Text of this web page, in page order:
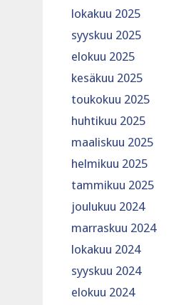
lokakuu 2025
syyskuu 2025
elokuu 2025
kesäkuu 2025
toukokuu 2025
huhtikuu 2025
maaliskuu 2025
helmikuu 2025
tammikuu 2025
joulukuu 2024
marraskuu 2024
lokakuu 2024
syyskuu 2024
elokuu 2024